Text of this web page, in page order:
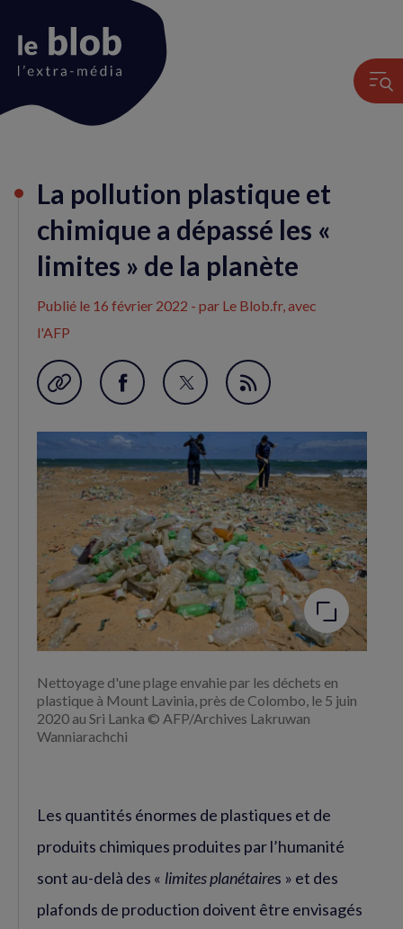
du
La pollution plastique et
chimique a dépassé les «
limites » de la planète
Publié le 16 février 2022 - par Le Blob.fr, avec
l'AFP
Garder en favori
Partager
Facebook
(nouvelle
fenêtre)
Partager
Twitter
(nouvelle
fenêtre)
Flux
Agrandir
l'image
Nettoyage d'une plage envahie par les déchets en
plastique à Mount Lavinia, près de Colombo, le 5 juin
2020 au Sri Lanka © AFP/Archives Lakruwan
Wanniarachchi
Les quantités énormes de plastiques et de
produits chimiques produites par l’humanité
sont au-delà des « limites planétaires » et des
plafonds de production doivent être envisagés